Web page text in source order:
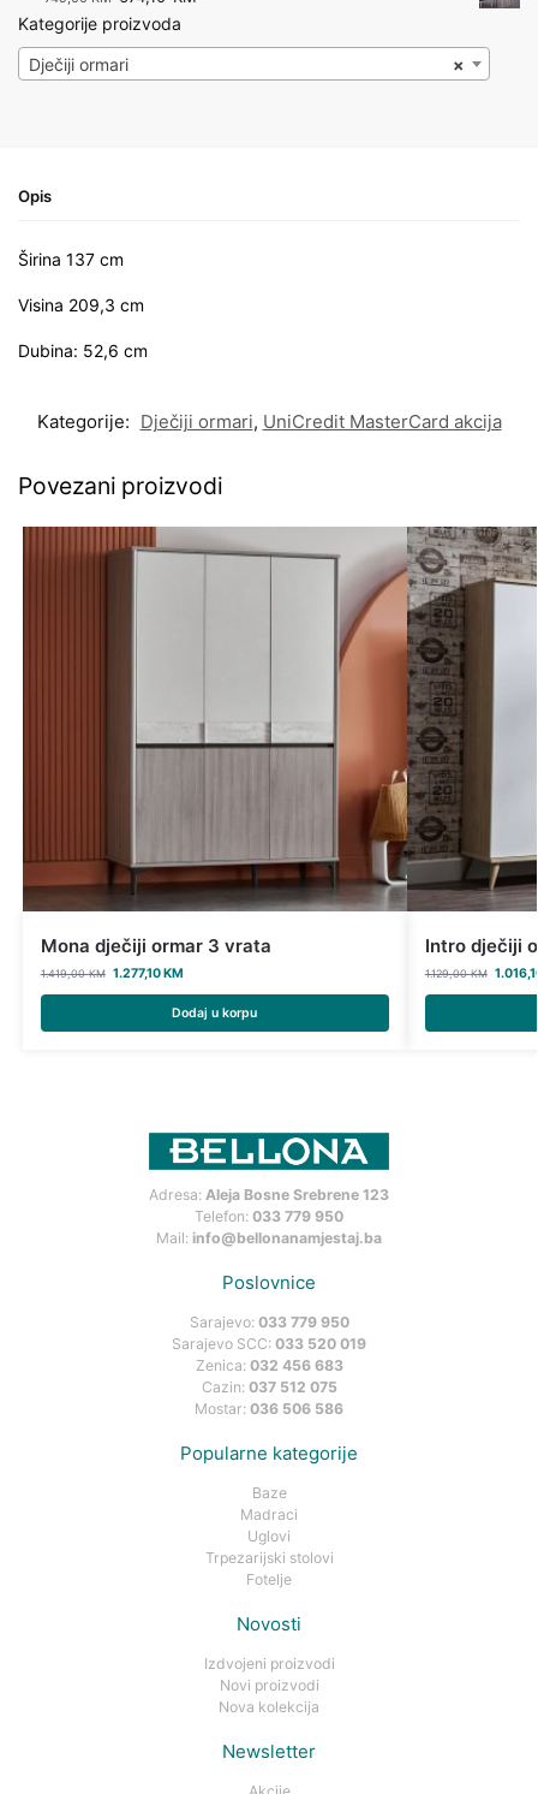
Kategorije proizvoda
×
Dječiji ormari
Opis
Širina 137 cm
Visina 209,3 cm
Dubina: 52,6 cm
Kategorije: Dječiji ormari, UniCredit MasterCard akcija
Povezani proizvodi
Mona dječiji ormar 3 vrata
1.419,00KM 1.277,10KM
Dodaj u korpu
Intro dječiji
1.129,00KM
Adresa: Aleja Bosne Srebrene 123
Telefon: 033 779 950
Mail: info@bellonanamjestaj.ba
Poslovnice
Sarajevo: 033 779 950
Sarajevo SCC: 033 520 019
Zenica: 032 456 683
Cazin: 037 512 075
Mostar: 036 506 586
Popularne kategorije
Baze
Madraci
Uglovi
Trpezarijski stolovi
Fotelje
Novosti
Izdvojeni proizvodi
Novi proizvodi
Nova kolekcija
Newsletter